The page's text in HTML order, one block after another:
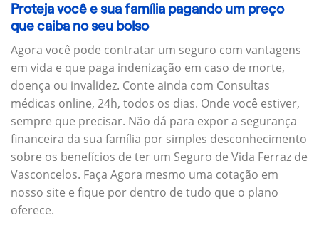
Proteja você e sua família pagando um preço
que caiba no seu bolso
Agora você pode contratar um seguro com vantagens
em vida e que paga indenização em caso de morte,
doença ou invalidez. Conte ainda com Consultas
médicas online, 24h, todos os dias. Onde você estiver,
sempre que precisar. Não dá para expor a segurança
financeira da sua família por simples desconhecimento
sobre os benefícios de ter um Seguro de Vida Ferraz de
Vasconcelos. Faça Agora mesmo uma cotação em
nosso site e fique por dentro de tudo que o plano
oferece.